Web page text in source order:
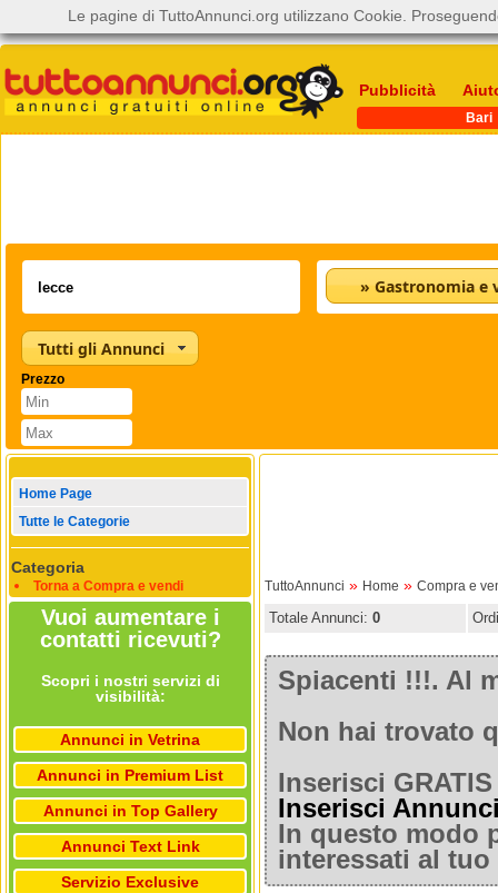
Pubblicità
Bari
» Gastronomia e
Tutti gli Annunci
Prezzo
Home Page
Tutte le Categorie
Categoria
Torna a Compra e vendi
Vuoi aumentare i
contatti ricevuti?
Scopri i nostri servizi di
visibilità:
Annunci in Vetrina
Annunci in Premium List
Annunci in Top Gallery
Annunci Text Link
Servizio Exclusive
TuttoAnnunci » Home » Compra e
Totale Annunci: 0
Spiacenti !!!. Al
Non hai trovato
Inserisci
Inserisci
In questo modo
interessati al
Le pagine di TuttoAnnunci.org utilizzano Cookie.